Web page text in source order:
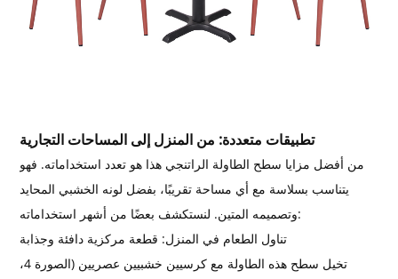
تطبيقات متعددة: من المنزل إلى المساحات التجارية
من أفضل مزايا سطح الطاولة الراتنجي هذا هو تعدد استخداماته. فهو
يتناسب بسلاسة مع أي مساحة تقريبًا، بفضل لونه الخشبي المحايد
وتصميمه المتين. لنستكشف بعضًا من أشهر استخداماته:
تناول الطعام في المنزل: قطعة مركزية دافئة وجذابة
تخيل سطح هذه الطاولة مع كرسيين خشبيين عصريين (الصورة 4،